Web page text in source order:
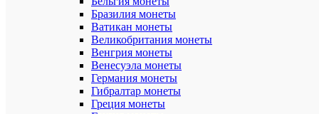
Бразилия монеты
Ватикан монеты
Великобритания монеты
Венгрия монеты
Венесуэла монеты
Германия монеты
Гибралтар монеты
Греция монеты